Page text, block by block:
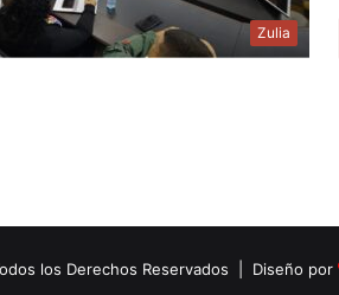
Zulia
los Derechos Reservados | Diseño por